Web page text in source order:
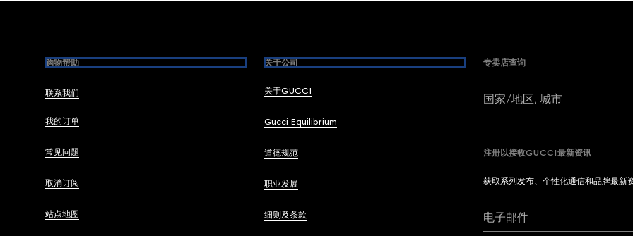
购物帮助
联系我们
我的订单
常见问题
取消订阅
站点地图
关于公司
关于GUCCI
Gucci Equilibrium
道德规范
职业发展
细则及条款
专卖店查询
国家/地区, 城市
注册以接收GUCCI最新资讯
获取系列发布、个性化通信和品牌最新
电子邮件